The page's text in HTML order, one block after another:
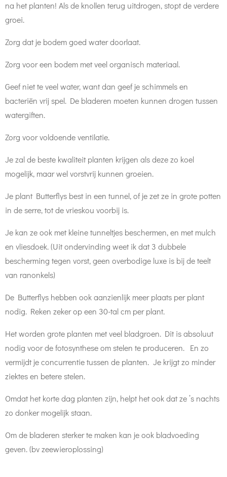
na het planten! Als de knollen terug uitdrogen, stopt de verdere
groei.
Zorg dat je bodem goed water doorlaat.
Zorg voor een bodem met veel organisch materiaal.
Geef niet te veel water, want dan geef je schimmels en
bacteriën vrij spel. De bladeren moeten kunnen drogen tussen
watergiften.
Zorg voor voldoende ventilatie.
Je zal de beste kwaliteit planten krijgen als deze zo koel
mogelijk, maar wel vorstvrij kunnen groeien.
Je plant Butterflys best in een tunnel, of je zet ze in grote potten
in de serre, tot de vrieskou voorbij is.
Je kan ze ook met kleine tunneltjes beschermen, en met mulch
en vliesdoek. (Uit ondervinding weet ik dat 3 dubbele
bescherming tegen vorst, geen overbodige luxe is bij de teelt
van ranonkels)
De Butterflys hebben ook aanzienlijk meer plaats per plant
nodig. Reken zeker op een 30-tal cm per plant.
Het worden grote planten met veel bladgroen. Dit is absoluut
nodig voor de fotosynthese om stelen te produceren. En zo
vermijdt je concurrentie tussen de planten. Je krijgt zo minder
ziektes en betere stelen.
Omdat het korte dag planten zijn, helpt het ook dat ze ’s nachts
zo donker mogelijk staan.
Om de bladeren sterker te maken kan je ook bladvoeding
geven. (bv zeewieroplossing)